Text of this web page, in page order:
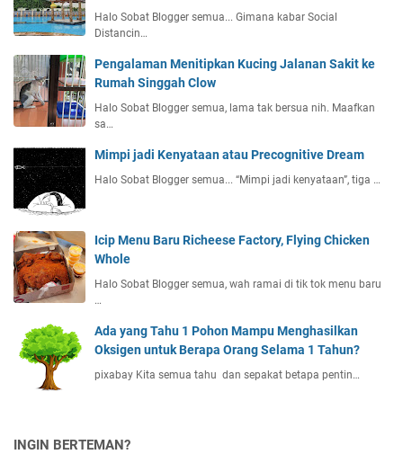
Halo Sobat Blogger semua... Gimana kabar Social
Distancin…
Pengalaman Menitipkan Kucing Jalanan Sakit ke
Rumah Singgah Clow
Halo Sobat Blogger semua, lama tak bersua nih. Maafkan
sa…
Mimpi jadi Kenyataan atau Precognitive Dream
Halo Sobat Blogger semua... “Mimpi jadi kenyataan”, tiga …
Icip Menu Baru Richeese Factory, Flying Chicken
Whole
Halo Sobat Blogger semua, wah ramai di tik tok menu baru
…
Ada yang Tahu 1 Pohon Mampu Menghasilkan
Oksigen untuk Berapa Orang Selama 1 Tahun?
pixabay Kita semua tahu dan sepakat betapa pentin…
INGIN BERTEMAN?